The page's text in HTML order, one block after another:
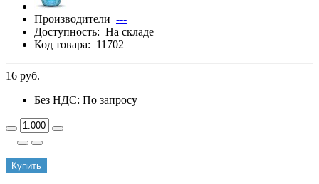
Производители ---
Доступность: На складе
Код товара: 11702
16 руб.
Без НДС: По запросу
Купить